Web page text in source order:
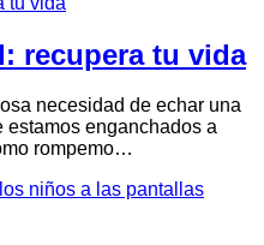
recupera tu vida
necesidad de echar una
estamos enganchados a
rompemo…